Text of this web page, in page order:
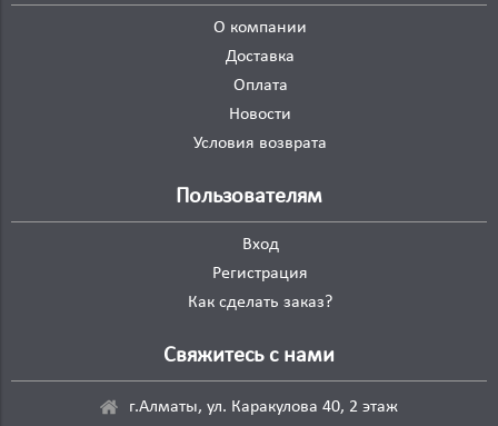
О компании
Доставка
Оплата
Новости
Условия возврата
Пользователям
Вход
Регистрация
Как сделать заказ?
Свяжитесь с нами
г.Алматы, ул. Каракулова 40, 2 этаж